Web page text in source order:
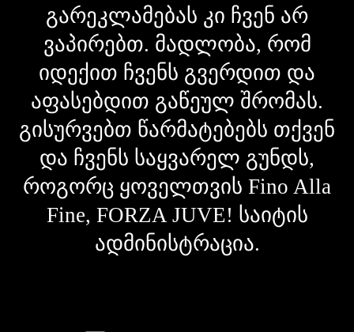
გარეკლამებას კი ჩვენ არ
ვაპირებთ. მადლობა, რომ
იდექით ჩვენს გვერდით და
აფასებდით გაწეულ შრომას.
გისურვებთ წარმატებებს თქვენ
და ჩვენს საყვარელ გუნდს,
როგორც ყოველთვის Fino Alla
Fine, FORZA JUVE! საიტის
ადმინისტრაცია.